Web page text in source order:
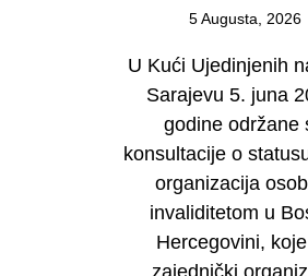
5 Augusta, 2026
U Kući Ujedinjenih
Sarajevu 5. juna
godine održane
konsultacije o
organizacija
invaliditetom u
Hercegovini,
zajednički